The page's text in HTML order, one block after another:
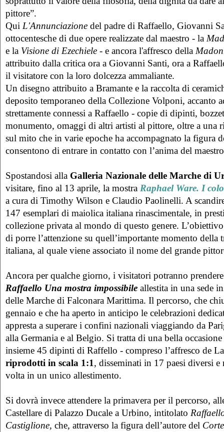
pittore”.
Qui L'Annunciazione del padre di Raffaello, Giovanni
ottocentesche di due opere realizzate dal maestro - la
e la Visione di Ezechiele - e ancora l'affresco della
attribuito dalla critica ora a Giovanni Santi, ora a
il visitatore con la loro dolcezza ammaliante.
Un disegno attribuito a Bramante e la raccolta di
deposito temporaneo della Collezione Volponi, accanto
strettamente connessi a Raffaello - copie di dipinti,
monumento, omaggi di altri artisti al pittore, oltre a una
sul mito che in varie epoche ha accompagnato la figura
consentono di entrare in contatto con l’anima del
Spostandosi alla Galleria Nazionale delle Marche di
visitare, fino al 13 aprile, la mostra Raphael Ware. I
a cura di Timothy Wilson e Claudio Paolinelli. A
147 esemplari di maiolica italiana rinascimentale, in
collezione privata al mondo di questo genere.
di porre l’attenzione su quell’importante momento della
italiana, al quale viene associato il nome del grande
Ancora per qualche giorno, i visitatori potranno prendere
Raffaello Una mostra impossibile allestita in una sede
delle Marche di Falconara Marittima. Il percorso, che
gennaio e che ha aperto in anticipo le celebrazioni
appresta a superare i confini nazionali viaggiando da
alla Germania e al Belgio. Si tratta di una bella
insieme 45 dipinti di Raffello - compreso l’affresco de
riprodotti in scala 1:1, disseminati in 17 paesi diversi
volta in un unico allestimento.
Si dovrà invece attendere la primavera per il percorso,
Castellare di Palazzo Ducale a Urbino, intitolato
Castiglione, che, attraverso la figura dell’autore del